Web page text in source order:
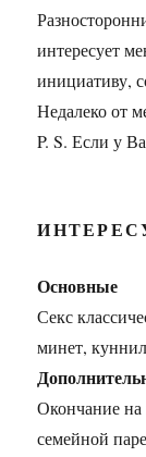
интересует
инициативу,
Недалеко от
P. S. Если у
Основные
Секс
минет,
Окончание на
семейной